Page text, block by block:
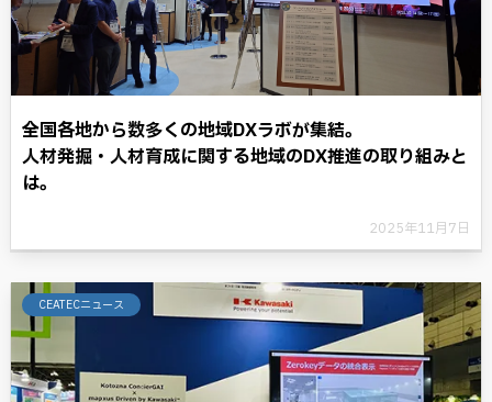
全国各地から数多くの地域DXラボが集結。
人材発掘・人材育成に関する地域のDX推進の取り組みと
は。
2025年11月7日
CEATECニュース